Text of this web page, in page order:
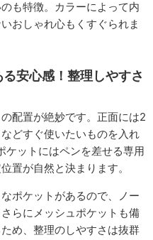
も特徴。カラーによって内
おしゃれ心もくすぐられま
安心感！整理しやすさ
配置が絶妙です。正面には2
どすぐ使いたいものを入れ
ケットにはペンを差せる専用
置が自然と決まります。
ポケットがあるので、ノー
らにメッシュポケットも備
め、整理のしやすさは抜群